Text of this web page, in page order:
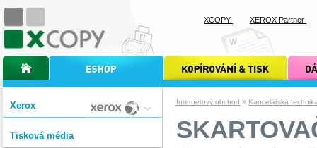
Internetový obchod » Kancelářská
Xerox
Tisková média
úvodní stránka xcopyinternetový obchod xcopy kopírování a tisk xcopy dárkové
XCOPY XEROX Partner